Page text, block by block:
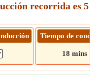
recorrida es 5
Tiempo de
18 mins